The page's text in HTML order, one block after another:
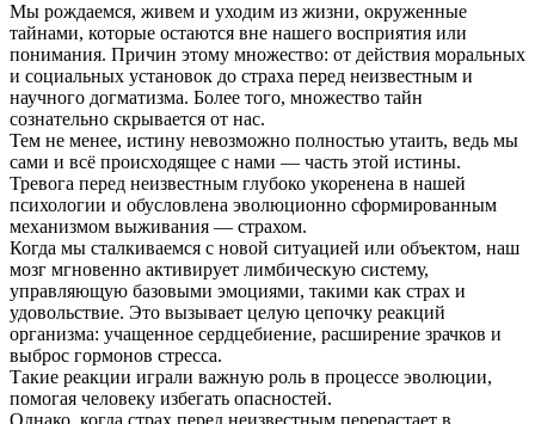
Мы рождаемся, живем и уходим из жизни, окруженные
тайнами, которые остаются вне нашего восприятия или
понимания. Причин этому множество: от действия моральных
и социальных установок до страха перед неизвестным и
научного догматизма. Более того, множество тайн
сознательно скрывается от нас.
Тем не менее, истину невозможно полностью утаить, ведь мы
сами и всё происходящее с нами — часть этой истины.
Тревога перед неизвестным глубоко укоренена в нашей
психологии и обусловлена эволюционно сформированным
механизмом выживания — страхом.
Когда мы сталкиваемся с новой ситуацией или объектом, наш
мозг мгновенно активирует лимбическую систему,
управляющую базовыми эмоциями, такими как страх и
удовольствие. Это вызывает целую цепочку реакций
организма: учащенное сердцебиение, расширение зрачков и
выброс гормонов стресса.
Такие реакции играли важную роль в процессе эволюции,
помогая человеку избегать опасностей.
Однако, когда страх перед неизвестным перерастает в